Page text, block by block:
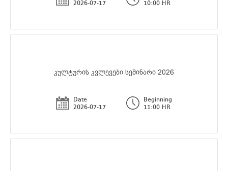
2026-07-17
10:00 HR
კულტურის კვლევები სემინარი 2026
Date
2026-07-17
Beginning
11:00 HR